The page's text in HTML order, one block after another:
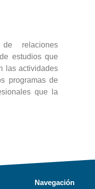
relaciones
estudios que
las actividades
programas de
que la
Navegación